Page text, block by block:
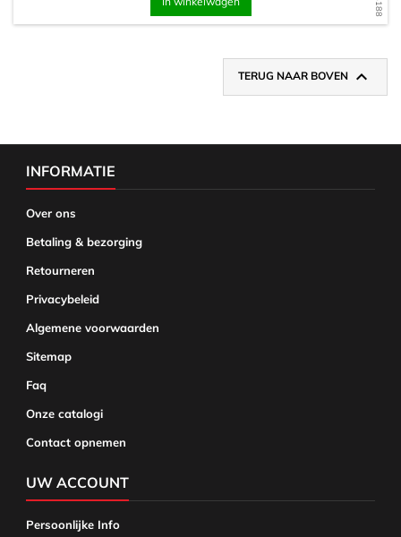
TERUG NAAR BOVEN 
INFORMATIE
Over ons
Betaling & bezorging
Retourneren
Privacybeleid
Algemene voorwaarden
Sitemap
Faq
Onze catalogi
Contact opnemen
UW ACCOUNT
Persoonlijke Info